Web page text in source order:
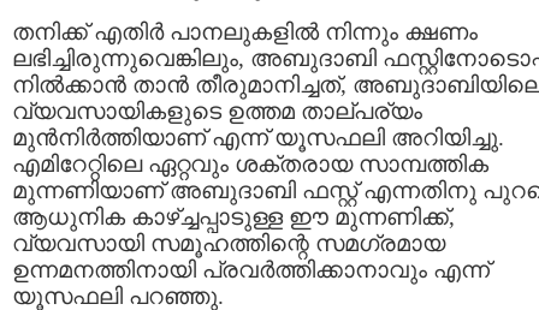
തനിക്ക് എതിര്‍ പാനലുകളില്‍ നിന്നും ക്ഷണം
ലഭിച്ചിരുന്നുവെങ്കിലും, അബുദാബി
നില്‍ക്കാന്‍ താന്‍ തീരുമാനിച്ചത്,
വ്യവസായികളുടെ ഉത്തമ താല്പര്യം
മുന്‍‌നിര്‍ത്തിയാണ് എന്ന് യൂസഫലി അറിയിച്ചു.
എമിറേറ്റിലെ ഏറ്റവും ശക്തരായ സാമ്പത്തിക
മുന്നണിയാണ് അബുദാബി ഫസ്റ്റ് എന്നതിനു
ആധുനിക കാഴ്ച്ചപ്പാടുള്ള ഈ മുന്നണിക്ക്,
വ്യവസായി സമൂഹത്തിന്റെ സമഗ്രമായ
ഉന്നമനത്തിനായി പ്രവര്‍ത്തിക്കാനാവും എന്ന്
യൂസഫലി പറഞ്ഞു.